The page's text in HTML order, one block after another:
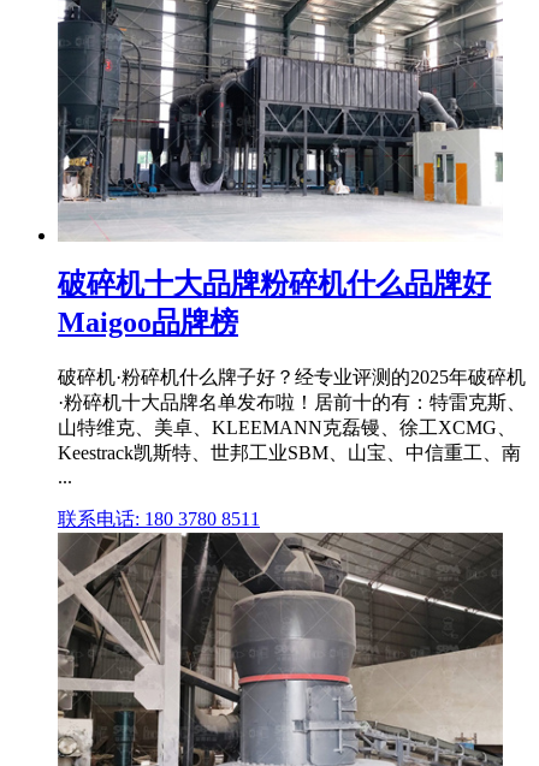
破碎机十大品牌粉碎机什么品牌好
Maigoo品牌榜
破碎机·粉碎机什么牌子好？经专业评测的2025年破碎机
·粉碎机十大品牌名单发布啦！居前十的有：特雷克斯、
山特维克、美卓、KLEEMANN克磊镘、徐工XCMG、
Keestrack凯斯特、世邦工业SBM、山宝、中信重工、南
...
联系电话: 180 3780 8511